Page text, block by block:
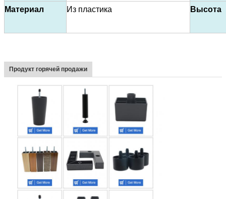
Материал Из пластика Высота
Продукт горячей продажи